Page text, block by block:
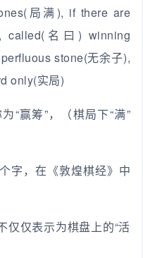
局满), if there are
called(名曰) winning
stone(无余子),
only(实局)
“赢筹”，（棋局下“满”
字，在《敦煌棋经》中
仅仅表示为棋盘上的“活